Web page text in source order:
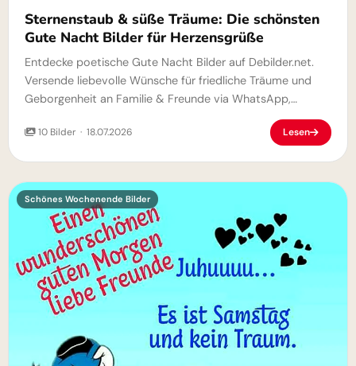
Sternenstaub & süße Träume: Die schönsten
Gute Nacht Bilder für Herzensgrüße
Entdecke poetische Gute Nacht Bilder auf Debilder.net.
Versende liebevolle Wünsche für friedliche Träume und
Geborgenheit an Familie & Freunde via WhatsApp,
10 Bilder · 18.07.2026 Lesen
Schönes Wochenende Bilder